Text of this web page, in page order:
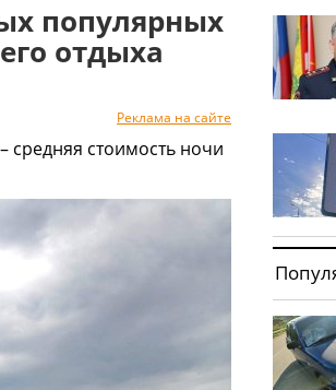
популярных
отдыха
Реклама на сайте
средняя стоимость ночи